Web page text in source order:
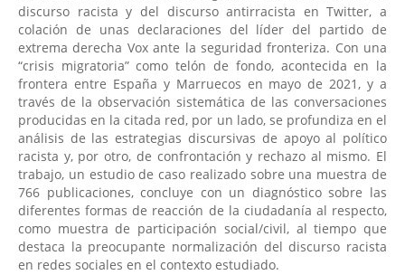
discurso racista y del discurso antirracista en Twitter, a
colación de unas declaraciones del líder del partido de
extrema derecha Vox ante la seguridad fronteriza. Con una
“crisis migratoria” como telón de fondo, acontecida en la
frontera entre España y Marruecos en mayo de 2021, y a
través de la observación sistemática de las conversaciones
producidas en la citada red, por un lado, se profundiza en el
análisis de las estrategias discursivas de apoyo al político
racista y, por otro, de confrontación y rechazo al mismo. El
trabajo, un estudio de caso realizado sobre una muestra de
766 publicaciones, concluye con un diagnóstico sobre las
diferentes formas de reacción de la ciudadanía al respecto,
como muestra de participación social/civil, al tiempo que
destaca la preocupante normalización del discurso racista
en redes sociales en el contexto estudiado.